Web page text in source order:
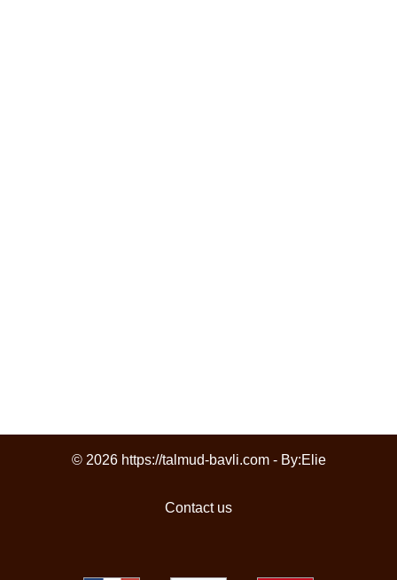
© 2026 https://talmud-bavli.com - By:Elie
Contact us